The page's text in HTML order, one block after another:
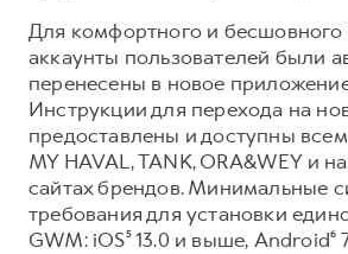
Для комфортного и бесшовного
аккаунты пользователей были
перенесены в новое
Инструкции для перехода на
предоставлены и доступны
MY HAVAL, TANK, ORA&WEY и
сайтах брендов. Минимальные
требования для установки
GWM: iOS⁵ 13.0 и выше, Android⁶